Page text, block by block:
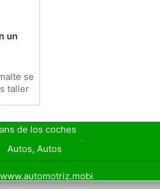
un
se
taller
de los coches
y Financiación
Autos, Autos